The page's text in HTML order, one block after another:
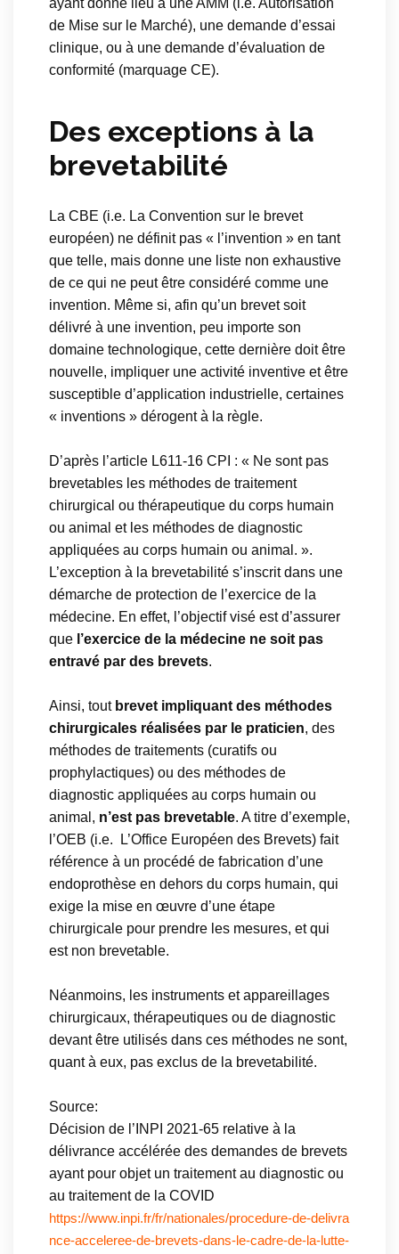
de Mise sur le Marché), une demande d’essai
clinique, ou à une demande d’évaluation de
conformité (marquage CE).
Des exceptions à la
brevetabilité
La CBE (i.e. La Convention sur le brevet
européen) ne définit pas « l’invention » en tant
que telle, mais donne une liste non exhaustive
de ce qui ne peut être considéré comme une
invention. Même si, afin qu’un brevet soit
délivré à une invention, peu importe son
domaine technologique, cette dernière doit être
nouvelle, impliquer une activité inventive et être
susceptible d’application industrielle, certaines
« inventions » dérogent à la règle.
D’après l’article L611-16 CPI : « Ne sont pas
brevetables les méthodes de traitement
chirurgical ou thérapeutique du corps humain
ou animal et les méthodes de diagnostic
appliquées au corps humain ou animal. ».
L’exception à la brevetabilité s’inscrit dans une
démarche de protection de l’exercice de la
médecine. En effet, l’objectif visé est d’assurer
que l’exercice de la médecine ne soit pas
entravé par des brevets.
Ainsi, tout brevet impliquant des méthodes
chirurgicales réalisées par le praticien, des
méthodes de traitements (curatifs ou
prophylactiques) ou des méthodes de
diagnostic appliquées au corps humain ou
animal, n’est pas brevetable. A titre d’exemple,
l’OEB (i.e. L’Office Européen des Brevets) fait
référence à un procédé de fabrication d’une
endoprothèse en dehors du corps humain, qui
exige la mise en œuvre d’une étape
chirurgicale pour prendre les mesures, et qui
est non brevetable.
Néanmoins, les instruments et appareillages
chirurgicaux, thérapeutiques ou de diagnostic
devant être utilisés dans ces méthodes ne sont,
quant à eux, pas exclus de la brevetabilité.
Source:
Décision de l’INPI 2021-65 relative à la
délivrance accélérée des demandes de brevets
ayant pour objet un traitement au diagnostic ou
au traitement de la COVID
https://www.inpi.fr/fr/nationales/procedure-de-delivra
nce-acceleree-de-brevets-dans-le-cadre-de-la-lutte-